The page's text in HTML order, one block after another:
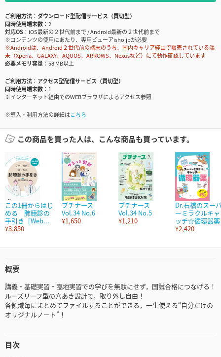
ご利用方法
ダウンロード型配信サービス（買切型）
同時使用端末数
2
対応OS
iOS最新の２世代前まで / Android最新の２世代前まで
※コンテンツの使用にあたり、専用ビューアisho.jpが必要
※Androidは、Android２世代前の端末のうち、国内キャリア経由で販売されている端
末（Xperia、GALAXY、AQUOS、ARROWS、Nexusなど）にて動作確認しています
必要メモリ容量
58 MB以上
ご利用方法
アクセス型配信サービス（買切型）
同時使用端末数
1
※インターネット経由でのWEBブラウザによるアクセス参照
※導入・利用方法の詳細はこちら
この商品を買った人は、こんな商品も買っています。
この1冊からはじ
める 肺聴診の
手引き［Web...
¥3,850
プチナース
Vol.34 No.6
¥1,650
プチナース
Vol.34 No.5
¥1,210
Dr.石橋のスー
ーミラクルキャ
ッチ☆循環器薬
¥2,420
概要
講義・基礎実習・臨地実習での学びを無駄にせず，国試合格につなげる！
ルーズリーフ型の穴あき設計で，取り外し自由！
各領域毎にまとめてファイルすることができる，一生使える“自分だけの
オリジナルノート”！
目次